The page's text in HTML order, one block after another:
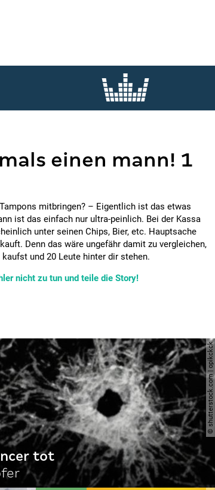
einen mann! 1
mitbringen? – Eigentlich ist das etwas
ist das einfach nur ultra-peinlich. Bei der Kassa
unter seinen Chips, Bier, etc. Hauptsache
Denn das wäre ungefähr damit zu vergleichen,
und 20 Leute hinter dir stehen.
nicht zu tun und teile die Story!
© shutterstock.com | opikckck
tot